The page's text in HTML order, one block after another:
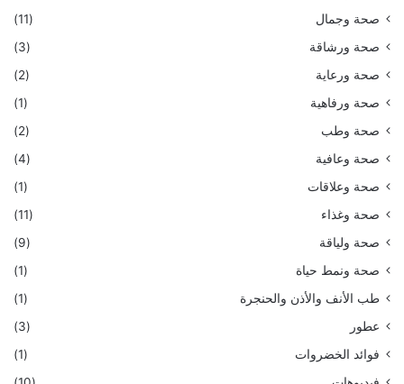
صحة وجمال
(11)
صحة ورشاقة
(3)
صحة ورعاية
(2)
صحة ورفاهية
(1)
صحة وطب
(2)
صحة وعافية
(4)
صحة وعلاقات
(1)
صحة وغذاء
(11)
صحة ولياقة
(9)
صحة ونمط حياة
(1)
طب الأنف والأذن والحنجرة
(1)
عطور
(3)
فوائد الخضروات
(1)